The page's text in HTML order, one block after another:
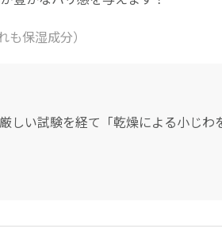
保湿成分）
しい試験を経て「乾燥による小じわ